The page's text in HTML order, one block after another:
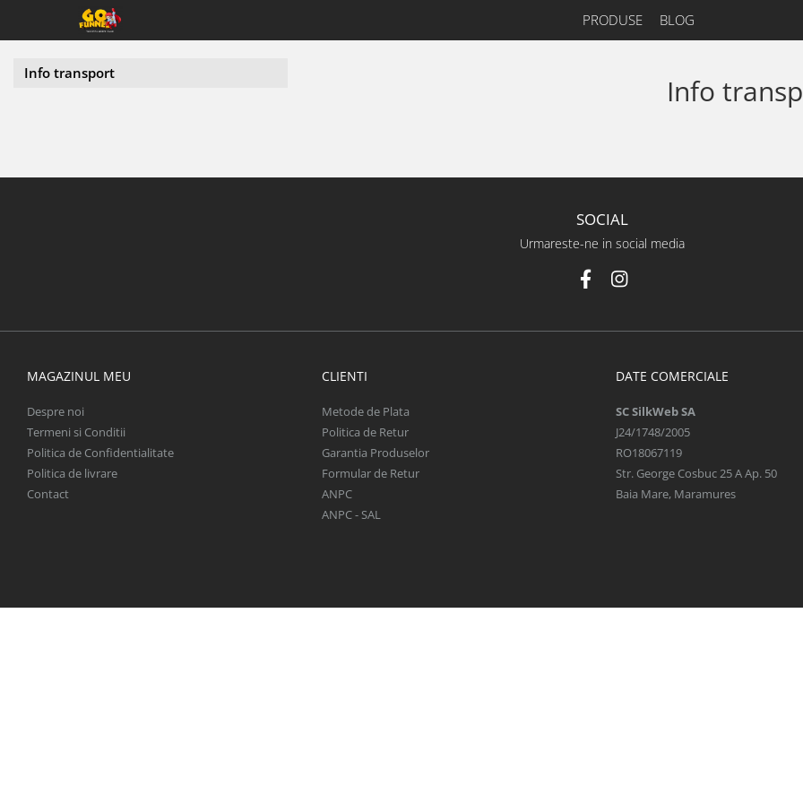
PRODUSE BLOG
Info
Info transport
SOCIAL
Urmareste-ne in social media
MAGAZINUL MEU
Despre noi
Termeni si Conditii
Politica de Confidentialitate
Politica de livrare
Contact
CLIENTI
Metode de Plata
Politica de Retur
Garantia Produselor
Formular de Retur
ANPC
ANPC - SAL
DATE COMERCIALE
SC SilkWeb SA
J24/1748/2005
RO18067119
Str. George Cosbuc 25 A Ap. 50
Baia Mare, Maramures